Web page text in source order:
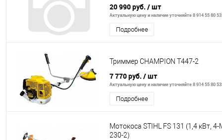
20 990 руб. / шт
Актуальную цену и наличие уточняйте 8 914 55 80
Подробнее
Триммер CHAMPION T447-2
7 770 руб. / шт
Актуальную цену и наличие уточняйте 8 914 55 80
Подробнее
Мотокоса STIHL FS 131 (1,4 кВт, 4-
230-2)